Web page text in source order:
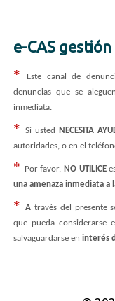
e-CAS
* Este canal de
denuncias que se
inmediata.
* Si usted NECESITA
autoridades, o en el
* Por favor, NO UTILICE
una amenaza inmediata a
* A través del presente
que pueda considerarse
salvaguardarse en interés